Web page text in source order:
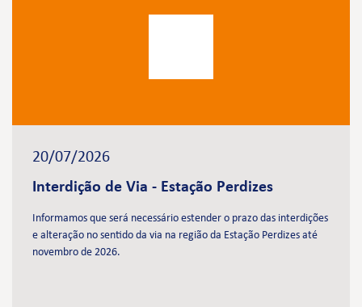
20/07/2026
Interdição de Via - Estação Perdizes
Informamos que será necessário estender o prazo das interdições
e alteração no sentido da via na região da Estação Perdizes até
novembro de 2026.